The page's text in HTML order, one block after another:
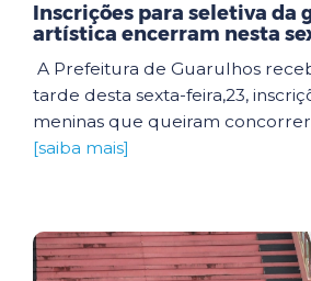
Inscrições para seletiva da
artística encerram nesta
A Prefeitura de Guarulhos
tarde desta sexta-feira,23,
meninas que queiram concorrer
[saiba mais]